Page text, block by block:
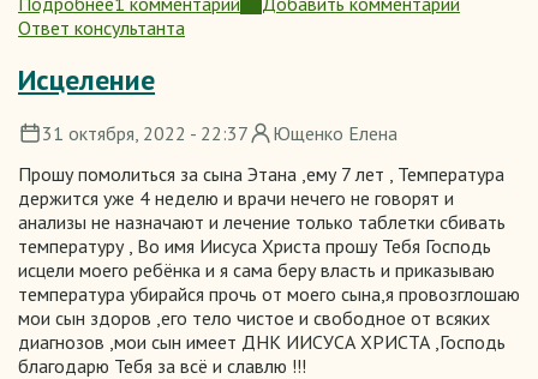
о
Божьий
из
Ответ консультанта
Исцеление
31 октября, 2022 - 22:37
Ющенко Елена
Прошу помолиться за сына Этана ,ему 7 лет , Температура
держится уже 4 неделю и врачи нечего не говорят и
анализы не назначают и лечение только таблетки сбивать
температуру , Во имя Иисуса Христа прошу Тебя Господь
исцели моего ребёнка и я сама беру власть и приказываю
температура убирайся прочь от моего сына,я провозглошаю
мои сын здоров ,его тело чистое и свободное от всяких
диагнозов ,мои сын имеет ДНК ИИСУСА ХРИСТА ,Господь
благодарю Тебя за всё и славлю !!!